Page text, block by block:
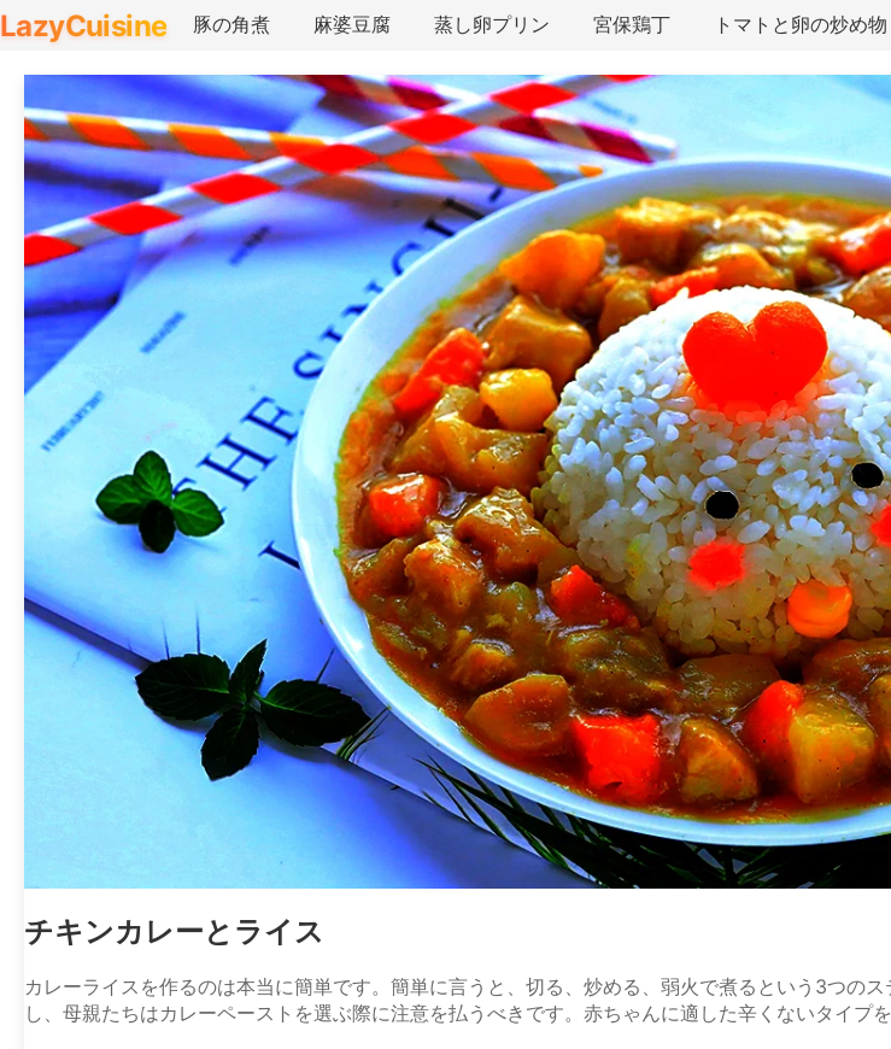
LazyCuisine 豚の角煮 麻婆豆腐 蒸し卵プリン 宮保鶏丁 トマトと卵の炒め物
チキンカレーとライス
カレーライスを作るのは本当に簡単です。簡単に言うと、切る、炒める、弱火で煮るという3つの
し、母親たちはカレーペーストを選ぶ際に注意を払うべきです。赤ちゃんに適した辛くないタイプを